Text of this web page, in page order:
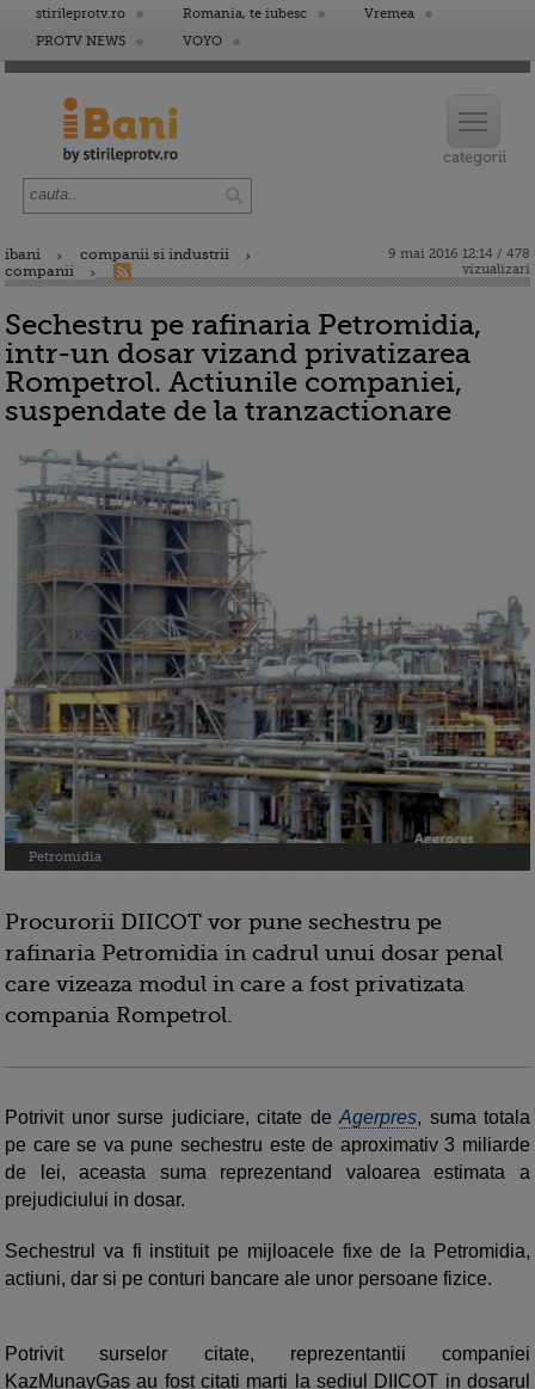
stirileprotv.ro Romania, te iubesc
Vremea
PROTV NEWS
VOYO
ibani
companii si industrii
companii
9 mai 2016 12:14 / 478
vizualizari
Sechestru pe rafinaria Petromidia,
intr-un dosar vizand privatizarea
Rompetrol. Actiunile companiei,
suspendate de la tranzactionare
Petromidia
Procurorii DIICOT vor pune sechestru pe
rafinaria Petromidia in cadrul unui dosar penal
care vizeaza modul in care a fost privatizata
compania Rompetrol.
Potrivit unor surse judiciare, citate de Agerpres, suma totala
pe care se va pune sechestru este de aproximativ 3 miliarde
de lei, aceasta suma reprezentand valoarea estimata a
prejudiciului in dosar.
Sechestrul va fi instituit pe mijloacele fixe de la Petromidia,
actiuni, dar si pe conturi bancare ale unor persoane fizice.
Potrivit surselor citate, reprezentantii companiei
KazMunayGas au fost citati marti la sediul DIICOT in dosarul